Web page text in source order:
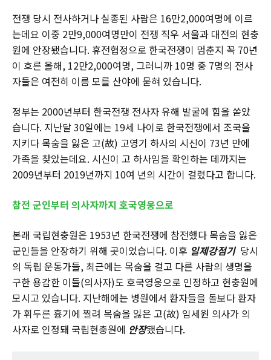
전쟁 당시 전사하거나 실종된 사람은 16만2,000여명에 이르
는데요 이중 2만9,000여명만이 전쟁 직우 서울과 대전의 현충
원에 안장됐습니다. 휴전협정으로 한국전쟁이 멈춘지 꼭 70년
이 흐른 올해, 12만2,000여명, 그러니까 10명 중 7명의 전사
자들은 여전히 이름 모를 산야에 묻혀 있습니다.
정부는 2000년부터 한국전쟁 전사자 유해 발굴에 힘을 쏟았
습니다. 지난달 30일에는 19세 나이로 한국전쟁에서 조국을
지키다 목숨을 잃은 고(故) 고영기 하사의 시신이 73년 만에
가족을 찾았는데요. 시신이 고 하사임을 확인하는 데까지는
2009년부터 2019년까지 10여 년의 시간이 걸렸다고 합니다.
참전 군인부터 의사자까지 호국영웅으로
본래 국립현충원은 1953년 한국전쟁에 참전했다 목숨을 잃은
군인들을 안장하기 위해 곳이었습니다. 이후 일제강점기당시
의 독립 운동가들, 최근에는 목숨을 걸고 다른 사람의 생명을
구한 용감한 이들(의사자)도 호국영웅으로 인정하고 현충원에
모시고 있습니다. 지난해에는 병원에서 환자들을 돌보다 환자
가 휘두른 흉기에 찔려 목숨을 잃은 고(故) 임세원 의사가 의
사자로 인정돼 국립현충원에 안장됐습니다.